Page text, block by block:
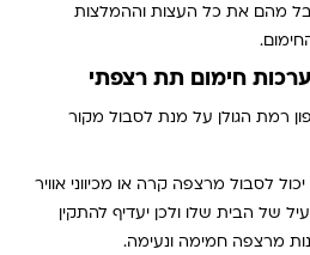
מהם את כל העצות וההמלצות
חימום תת רצפתי
רמת הגולן על מנת לסבול מקור
לסבול מרצפה קרה או מכיווני אוויר
של הבית שלו ולכן יעדיף להתקין
מרצפה חמימה ונעימה.